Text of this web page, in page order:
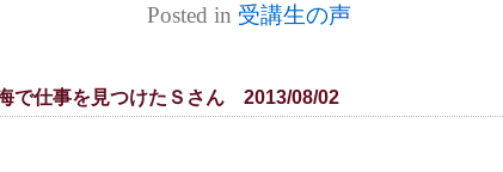
Posted in 受講生の声
海で仕事を見つけたＳさん 2013/08/02